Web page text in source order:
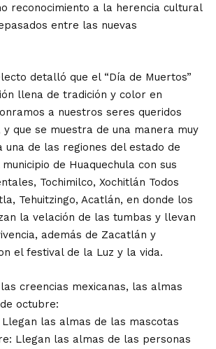
reconocimiento a la herencia cultural
entre las nuevas
detalló que el “Día de Muertos”
llena de tradición y color en
a nuestros seres queridos
que se muestra de una manera muy
una de las regiones del estado de
de Huaquechula con sus
Tochimilco, Xochitlán Todos
Tehuitzingo, Acatlán, en donde los
la velación de las tumbas y llevan
además de Zacatlán y
el festival de la Luz y la vida.
creencias mexicanas, las almas
octubre:
Llegan las almas de las mascotas
Llegan las almas de las personas